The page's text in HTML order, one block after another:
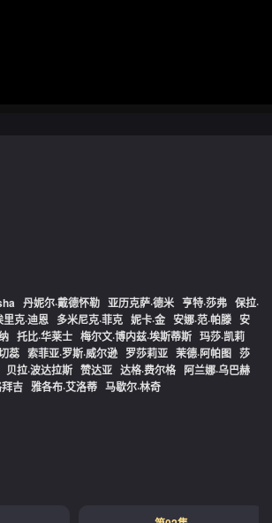
丹妮尔·戴德怀勒 亚历克萨·德米 亨特·莎弗 保拉·
里克·迪恩 多米尼克·菲克 妮卡·金 安娜·范·帕滕 安
托比·华莱士 梅尔文·博内兹·埃斯蒂斯 玛莎·凯莉
蕊 索菲亚·罗斯·威尔逊 罗莎莉亚 茉德·阿帕图 莎
贝拉·波达拉斯 赞达亚 达格·费尔格 阿兰娜·乌巴赫
吉 雅各布·艾洛蒂 马歇尔·林奇